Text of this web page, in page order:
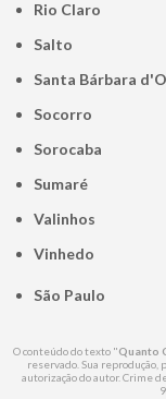
Rio Claro
Salto
Santa Bárbara
Socorro
Sorocaba
Sumaré
Valinhos
Vinhedo
São Paulo
O conteúdo do texto "Quanto
reservado. Sua reprodução,
autorização do autor. Crime